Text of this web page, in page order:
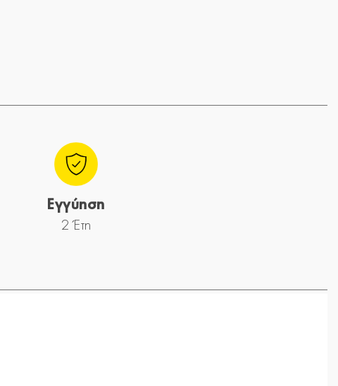
Εγγύηση
2 Έτη